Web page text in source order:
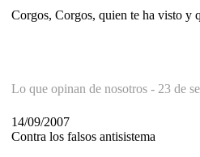
Corgos, Corgos, quien te ha visto y
Lo que opinan de nosotros - 23 de
14/09/2007
Contra los falsos antisistema